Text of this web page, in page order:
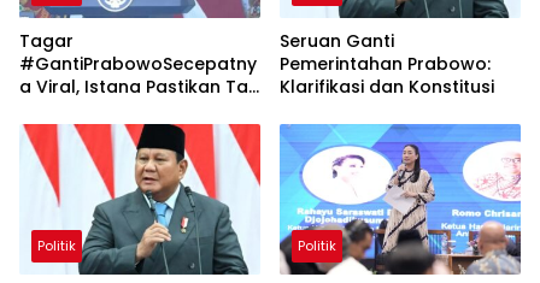
Tagar
#GantiPrabowoSecepatny
a Viral, Istana Pastikan Tak
Seruan Ganti
Pemerintahan Prabowo:
Klarifikasi dan Konstitusi
Politik Politik